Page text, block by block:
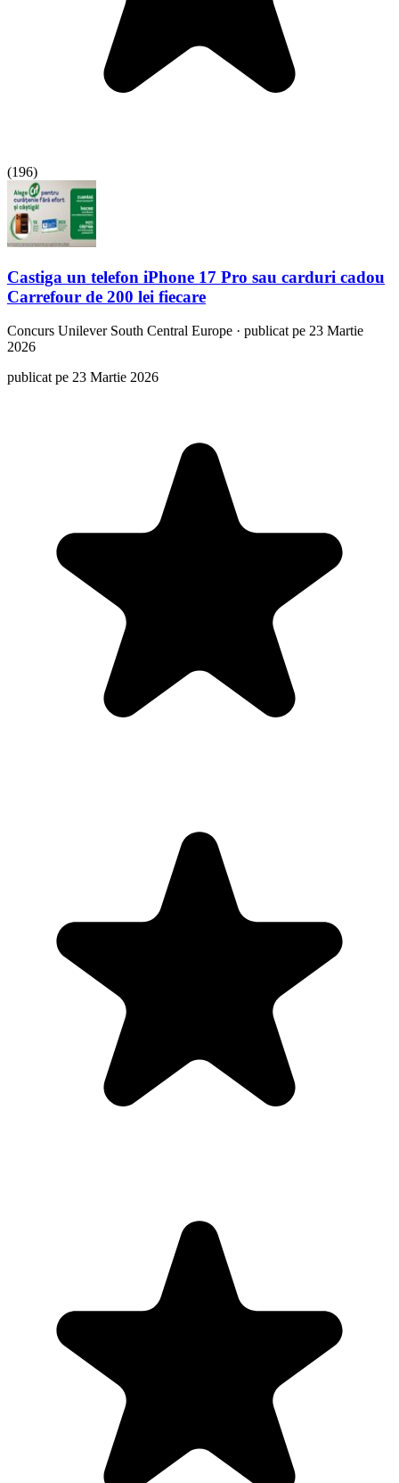
(196)
Castiga un telefon iPhone 17 Pro sau carduri cadou
Carrefour de 200 lei fiecare
Concurs Unilever South Central Europe · publicat pe 23 Martie
2026
publicat pe 23 Martie 2026